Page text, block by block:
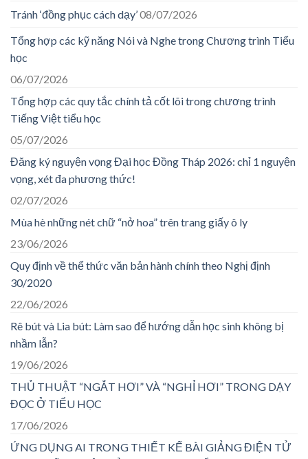
Tránh ‘đồng phục cách dạy’08/07/2026
Tổng hợp các kỹ năng Nói và Nghe trong Chương trình Tiểu
học
06/07/2026
Tổng hợp các quy tắc chính tả cốt lõi trong chương trình
Tiếng Việt tiểu học
05/07/2026
Đăng ký nguyện vọng Đại học Đồng Tháp 2026: chỉ 1 nguyện
vọng, xét đa phương thức!
02/07/2026
Mùa hè những nét chữ “nở hoa” trên trang giấy ô ly
23/06/2026
Quy định về thể thức văn bản hành chính theo Nghị định
30/2020
22/06/2026
Rê bút và Lia bút: Làm sao để hướng dẫn học sinh không bị
nhầm lẫn?
19/06/2026
THỦ THUẬT “NGẮT HƠI” VÀ “NGHỈ HƠI” TRONG DẠY
ĐỌC Ở TIỂU HỌC
17/06/2026
ỨNG DỤNG AI TRONG THIẾT KẾ BÀI GIẢNG ĐIỆN TỬ